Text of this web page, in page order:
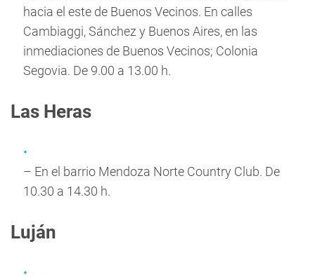
hacia el este de Buenos Vecinos. En calles
Cambiaggi, Sánchez y Buenos Aires, en las
inmediaciones de Buenos Vecinos; Colonia
Segovia. De 9.00 a 13.00 h.
Las Heras
– En el barrio Mendoza Norte Country Club. De
10.30 a 14.30 h.
Luján